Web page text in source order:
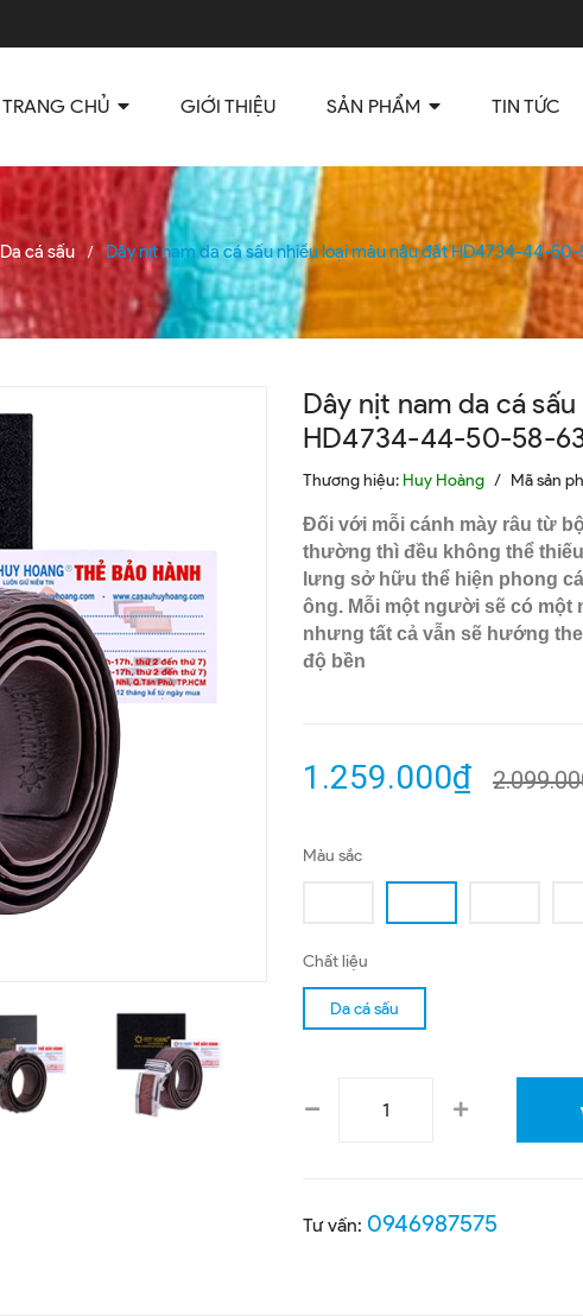
TRANG CHỦ GIỚI THIỆU SẢN PHẨM TIN TỨC
Da cá sấu / Dây nịt nam da cá sấu nhiều loại màu nâu đất HD4734-44-
Dây nịt nam da cá
HD4734-44-50-58-
Thương hiệu: Huy Hoàng / Mã sản
Đối với mỗi cánh mày râu từ
thường thì đều không thể
lưng sở hữu thể hiện phong
ông. Mỗi một người sẽ có
nhưng tất cả vẫn sẽ hướng
độ bền
1.259.000₫
Màu sắc
Chất liệu
Da cá sấu
Tư vấn: 0946987575